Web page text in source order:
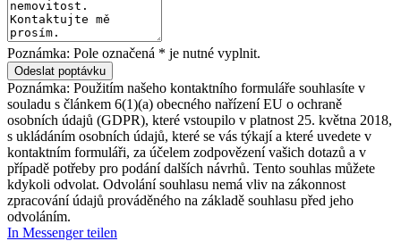
Poznámka: Pole označená * je nutné vyplnit.
Poznámka: Použitím našeho kontaktního formuláře souhlasíte v
souladu s článkem 6(1)(a) obecného nařízení EU o ochraně
osobních údajů (GDPR), které vstoupilo v platnost 25. května 2018,
s ukládáním osobních údajů, které se vás týkají a které uvedete v
kontaktním formuláři, za účelem zodpovězení vašich dotazů a v
případě potřeby pro podání dalších návrhů. Tento souhlas můžete
kdykoli odvolat. Odvolání souhlasu nemá vliv na zákonnost
zpracování údajů prováděného na základě souhlasu před jeho
odvoláním.
In Messenger teilen